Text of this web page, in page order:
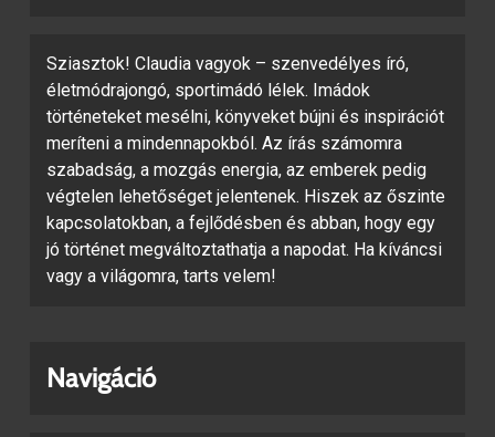
Sziasztok! Claudia vagyok – szenvedélyes író,
életmódrajongó, sportimádó lélek. Imádok
történeteket mesélni, könyveket bújni és inspirációt
meríteni a mindennapokból. Az írás számomra
szabadság, a mozgás energia, az emberek pedig
végtelen lehetőséget jelentenek. Hiszek az őszinte
kapcsolatokban, a fejlődésben és abban, hogy egy
jó történet megváltoztathatja a napodat. Ha kíváncsi
vagy a világomra, tarts velem!
Navigáció